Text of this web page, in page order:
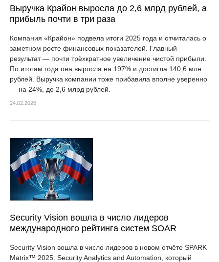
Выручка Крайон выросла до 2,6 млрд рублей, а
прибыль почти в три раза
Компания «Крайон» подвела итоги 2025 года и отчиталась о
заметном росте финансовых показателей. Главный
результат — почти трёхкратное увеличение чистой прибыли.
По итогам года она выросла на 197% и достигла 140,6 млн
рублей. Выручка компании тоже прибавила вполне уверенно
— на 24%, до 2,6 млрд рублей.
24.02.2026
Security Vision вошла в число лидеров
международного рейтинга систем SOAR
Security Vision вошла в число лидеров в новом отчёте SPARK
Matrix™ 2025: Security Analytics and Automation, который